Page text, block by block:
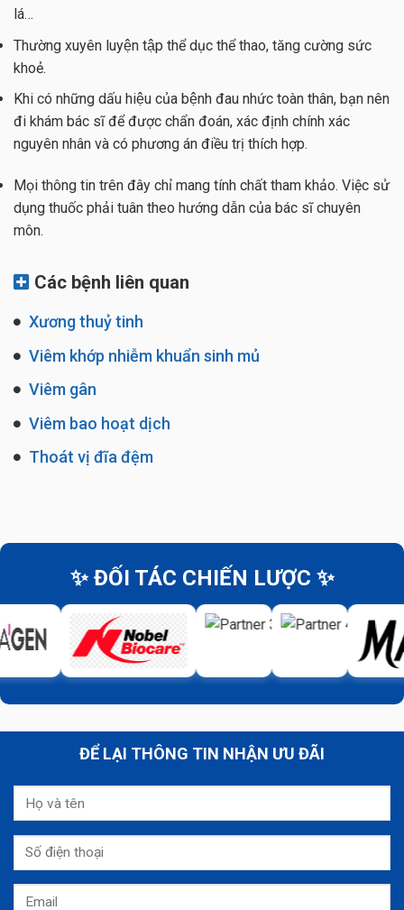
lá…
Thường xuyên luyện tập thể dục thể thao, tăng cường sức
khoẻ.
Khi có những dấu hiệu của bệnh đau nhức toàn thân, bạn nên
đi khám bác sĩ để được chẩn đoán, xác định chính xác
nguyên nhân và có phương án điều trị thích hợp.
Mọi thông tin trên đây chỉ mang tính chất tham khảo. Việc sử
dụng thuốc phải tuân theo hướng dẫn của bác sĩ chuyên
môn.
Các bệnh liên quan
Xương thuỷ tinh
Viêm khớp nhiễm khuẩn sinh mủ
Viêm gân
Viêm bao hoạt dịch
Thoát vị đĩa đệm
✨ ĐỐI TÁC CHIẾN LƯỢC ✨
ĐỂ LẠI THÔNG TIN NHẬN ƯU ĐÃI